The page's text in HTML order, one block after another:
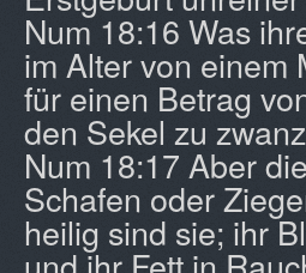
Num 18:16 Was
im Alter von einem
für einen Betrag
den Sekel zu
Num 18:17 Aber
Schafen oder
heilig sind sie; ihr